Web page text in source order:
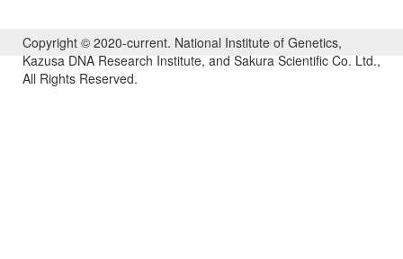
Copyright © 2020-current. National Institute of Genetics,
Kazusa DNA Research Institute, and Sakura Scientific Co. Ltd.,
All Rights Reserved.